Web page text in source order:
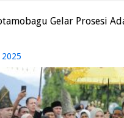
Gelar Prosesi